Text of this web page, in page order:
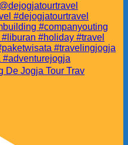
De Jogja Tour Trav